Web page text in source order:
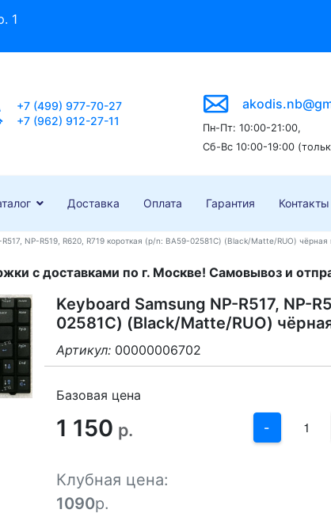
1
+7 (499) 977-70-27
+7 (962) 912-27-11
Пн-Пт: 10:00-21:00,
Сб-Вс 10:00-19:00
Доставка Оплата Гарантия Контакты
NP-R519, R620, R719 короткая (p/n: BA59-02581C) (Black/Matte/RUO) чёрная
с доставками по г. Москве! Самовывоз и
Keyboard Samsung NP-R517, NP-
02581C) (Black/Matte/RUO)
Артикул: 00000006702
Базовая цена
1 150 р. -
3
1
Клубная цена:
1090р.